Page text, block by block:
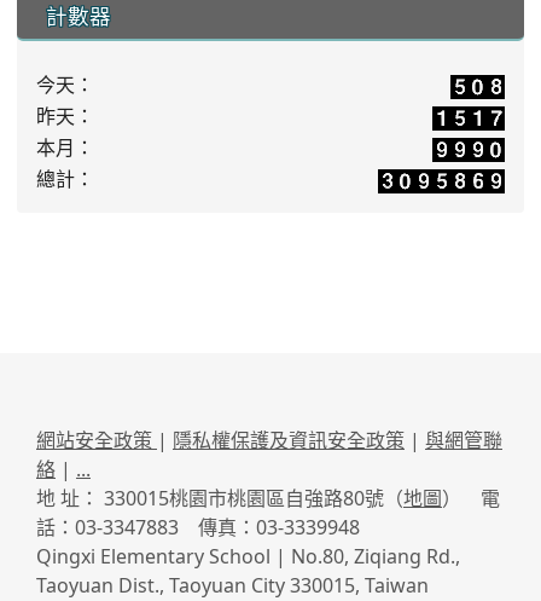
計數器
今天：
昨天：
本月：
總計：
網站安全政策 | 隱私權保護及資訊安全政策 | 與網管聯
絡 | ...
地 址： 330015桃園市桃園區自強路80號（地圖） 電
話：03-3347883 傳真：03-3339948
Qingxi Elementary School | No.80, Ziqiang Rd.,
Taoyuan Dist., Taoyuan City 330015, Taiwan